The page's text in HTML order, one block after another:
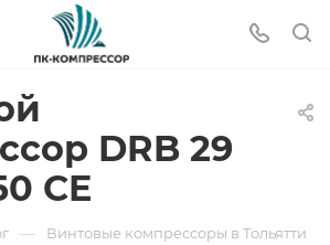
DRB 29
CE
— Винтовые компрессоры в Тольятти